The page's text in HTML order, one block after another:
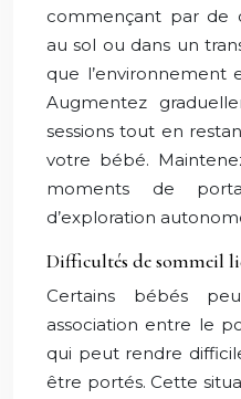
commençant par de
au sol ou dans un
que l’environnement
Augmentez
sessions tout en
votre bébé.
moments de
d’exploration
Difficultés de sommeil
Certains bébés
association entre le
qui peut rendre
être portés. Cette